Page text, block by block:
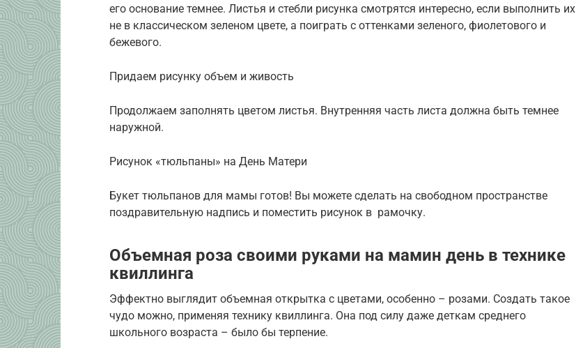
его основание темнее. Листья и стебли рисунка смотрятся интересно, если выполнить их
не в классическом зеленом цвете, а поиграть с оттенками зеленого, фиолетового и
бежевого.
Придаем рисунку объем и живость
Продолжаем заполнять цветом листья. Внутренняя часть листа должна быть темнее
наружной.
Рисунок «тюльпаны» на День Матери
Букет тюльпанов для мамы готов! Вы можете сделать на свободном пространстве
поздравительную надпись и поместить рисунок в рамочку.
Объемная роза своими руками на мамин день в технике
квиллинга
Эффектно выглядит объемная открытка с цветами, особенно – розами. Создать такое
чудо можно, применяя технику квиллинга. Она под силу даже деткам среднего
школьного возраста – было бы терпение.